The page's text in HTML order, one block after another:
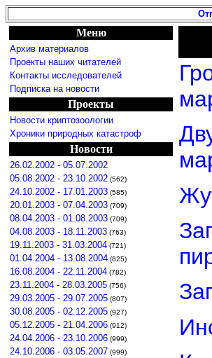
Меню
Архив материалов
Проекты наших читателей
Контакты исследователей
Подписка на новости
Проекты
Новости криптозоологии
Хроники природных катастроф
Новости
26.02.2002 - 05.07.2002
05.08.2002 - 23.10.2002 (562)
24.10.2002 - 17.01.2003 (585)
20.01.2003 - 07.04.2003 (709)
08.04.2003 - 01.08.2003 (709)
04.08.2003 - 18.11.2003 (763)
19.11.2003 - 31.03.2004 (721)
01.04.2004 - 13.08.2004 (825)
16.08.2004 - 22.11.2004 (782)
23.11.2004 - 28.03.2005 (756)
29.03.2005 - 29.07.2005 (807)
30.08.2005 - 02.12.2005 (927)
05.12.2005 - 21.04.2006 (912)
24.04.2006 - 23.10.2006 (999)
24.10.2006 - 03.05.2007 (999)